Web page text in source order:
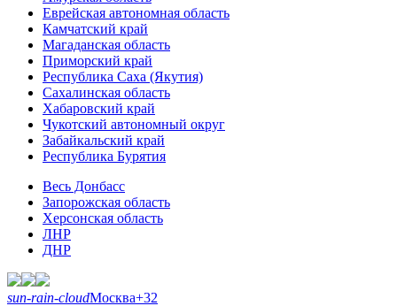
Еврейская автономная область
Камчатский край
Магаданская область
Приморский край
Республика Саха (Якутия)
Сахалинская область
Хабаровский край
Чукотский автономный округ
Забайкальский край
Республика Бурятия
Весь Донбасс
Запорожская область
Херсонская область
ЛНР
ДНР
sun-rain-cloudМосква+32